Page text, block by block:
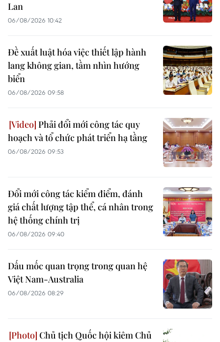
Lan
06/08/2026 10:42
Đề xuất luật hóa việc thiết lập hành
lang không gian, tầm nhìn hướng
biển
06/08/2026 09:58
Phải đổi mới công tác quy
hoạch và tổ chức phát triển hạ tầng
06/08/2026 09:53
Đổi mới công tác kiểm điểm, đánh
giá chất lượng tập thể, cá nhân trong
hệ thống chính trị
06/08/2026 09:40
Dấu mốc quan trọng trong quan hệ
Việt Nam-Australia
06/08/2026 08:29
Chủ tịch Quốc hội kiêm Chủ